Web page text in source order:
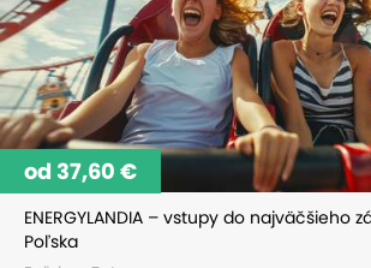
ENERGYLANDIA – vstupy do najväčšieho
Poľska
od 37,60 €